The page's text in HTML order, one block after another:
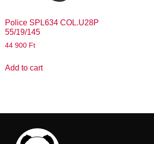
Police SPL634 COL.U28P
55/19/145
44 900 Ft
Add to cart